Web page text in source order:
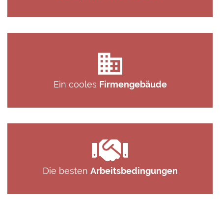
Ein cooles Firmengebäude
Die besten Arbeitsbedingungen